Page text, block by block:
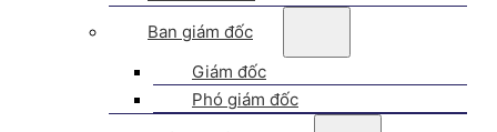
Ban giám đốc
Giám đốc
Phó giám đốc